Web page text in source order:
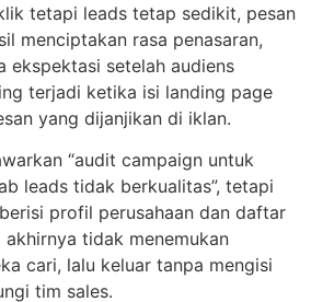
tetapi leads tetap sedikit, pesan
menciptakan rasa penasaran,
ekspektasi setelah audiens
terjadi ketika isi landing page
yang dijanjikan di iklan.
“audit campaign untuk
leads tidak berkualitas”, tetapi
profil perusahaan dan daftar
akhirnya tidak menemukan
cari, lalu keluar tanpa mengisi
tim sales.